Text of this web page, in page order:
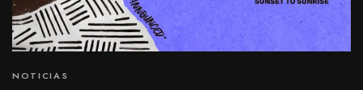
NOTICIAS